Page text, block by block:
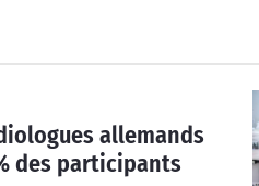
allemands
des participants